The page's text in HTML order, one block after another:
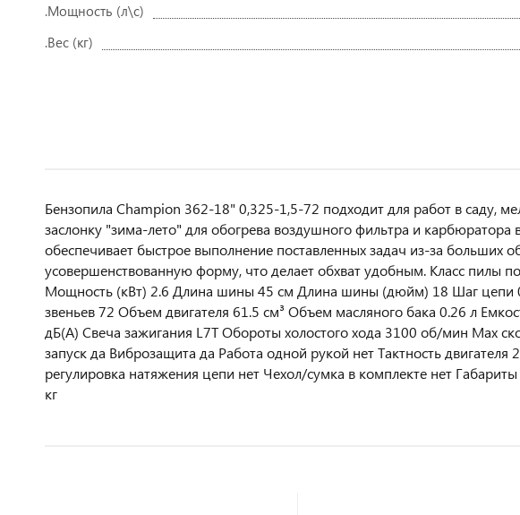
.Мощность (л\с)
.Вес (кг)
Бензопила Champion 362-18" 0,325-1,5-72 подходит для работ в саду,
заслонку "зима-лето" для обогрева воздушного фильтра и
обеспечивает быстрое выполнение поставленных задач из-за больших
усовершенствованную форму, что делает обхват удобным. Класс пилы
Мощность (кВт) 2.6 Длина шины 45 см Длина шины (дюйм) 18 Шаг цепи
звеньев 72 Объем двигателя 61.5 см³ Объем масляного бака 0.26 л
дБ(А) Свеча зажигания L7T Обороты холостого хода 3100 об/мин Мах
запуск да Виброзащита да Работа одной рукой нет Тактность
регулировка натяжения цепи нет Чехол/сумка в комплекте нет
кг